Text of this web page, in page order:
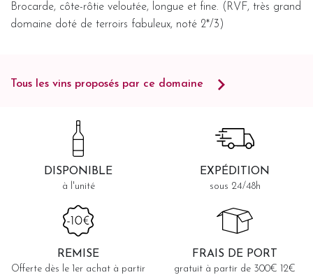
Brocarde, côte-rôtie veloutée, longue et fine. (RVF, très grand
domaine doté de terroirs fabuleux, noté 2*/3)
Tous les vins proposés par ce domaine
DISPONIBLE
à l'unité
EXPÉDITION
sous 24/48h
REMISE
Offerte dès le 1er achat à partir
FRAIS DE PORT
gratuit à partir de 300€ 12€